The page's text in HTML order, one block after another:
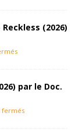
(2026)
par le Doc.
fermés